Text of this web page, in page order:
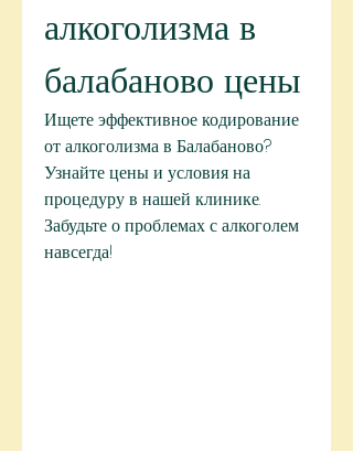
алкоголизма в
балабаново цены
Ищете эффективное кодирование
от алкоголизма в Балабаново?
Узнайте цены и условия на
процедуру в нашей клинике.
Забудьте о проблемах с алкоголем
навсегда!